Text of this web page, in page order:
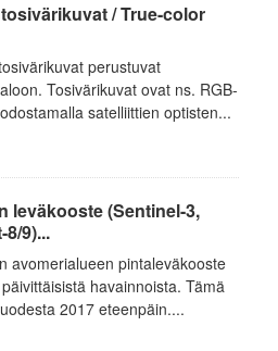
/ True-color
perustuvat
Tosivärikuvat ovat ns. RGB-
satelliittien optisten...
leväkooste (Sentinel-3,
9)...
avomerialueen pintaleväkooste
havainnoista. Tämä
2017 eteenpäin....